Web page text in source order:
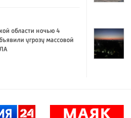
области ночью 4
угрозу массовой